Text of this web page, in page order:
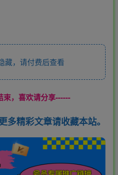
，请付费后查看
束，喜欢请分享------
多精彩文章请收藏本站。